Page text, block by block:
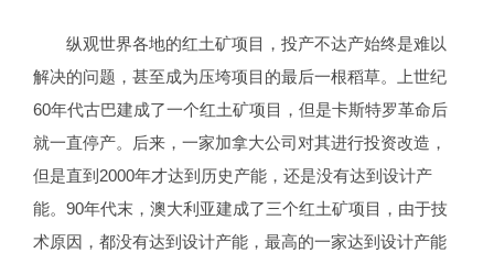
纵观世界各地的红土矿项目，投产不达产始终是难以
解决的问题，甚至成为压垮项目的最后一根稻草。上世纪
60年代古巴建成了一个红土矿项目，但是卡斯特罗革命后
就一直停产。后来，一家加拿大公司对其进行投资改造，
但是直到2000年才达到历史产能，还是没有达到设计产
能。90年代末，澳大利亚建成了三个红土矿项目，由于技
术原因，都没有达到设计产能，最高的一家达到设计产能